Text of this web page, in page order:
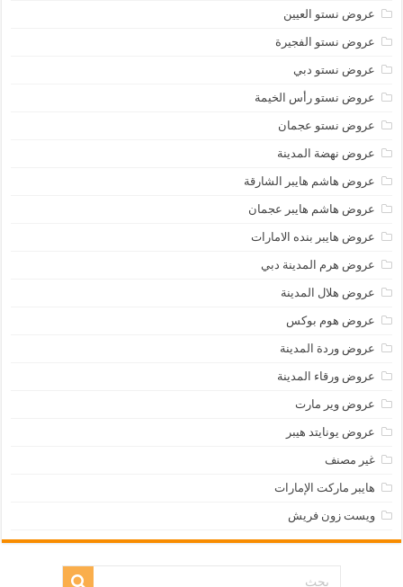
عروض نستو العيين
عروض نستو الفجيرة
عروض نستو دبي
عروض نستو رأس الخيمة
عروض نستو عجمان
عروض نهضة المدينة
عروض هاشم هايبر الشارقة
عروض هاشم هايبر عجمان
عروض هايبر بنده الامارات
عروض هرم المدينة دبي
عروض هلال المدينة
عروض هوم بوكس
عروض وردة المدينة
عروض ورقاء المدينة
عروض وير مارت
عروض يونايتد هيبر
غير مصنف
هايبر ماركت الإمارات
ويست زون فريش